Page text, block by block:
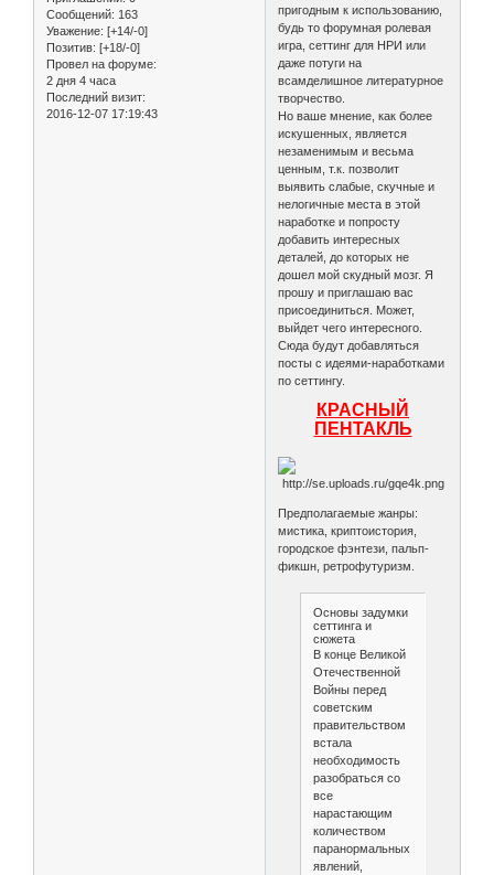
Сообщений: 163
Уважение: [+14/-0]
Позитив: [+18/-0]
Провел на форуме:
2 дня 4 часа
Последний визит:
2016-12-07 17:19:43
пригодным к использованию,
будь то форумная ролевая
игра, сеттинг для НРИ или
даже потуги на
всамделишное литературное
творчество.
Но ваше мнение, как более
искушенных, является
незаменимым и весьма
ценным, т.к. позволит
выявить слабые, скучные и
нелогичные места в этой
наработке и попросту
добавить интересных
деталей, до которых не
дошел мой скудный мозг. Я
прошу и приглашаю вас
присоединиться. Может,
выйдет чего интересного.
Сюда будут добавляться
посты с идеями-наработками
по сеттингу.
КРАСНЫЙ
ПЕНТАКЛЬ
Предполагаемые жанры:
мистика, криптоистория,
городское фэнтези, пальп-
фикшн, ретрофутуризм.
Основы задумки
сеттинга и
сюжета
В конце Великой
Отечественной
Войны перед
советским
правительством
встала
необходимость
разобраться со
все
нарастающим
количеством
паранормальных
явлений,